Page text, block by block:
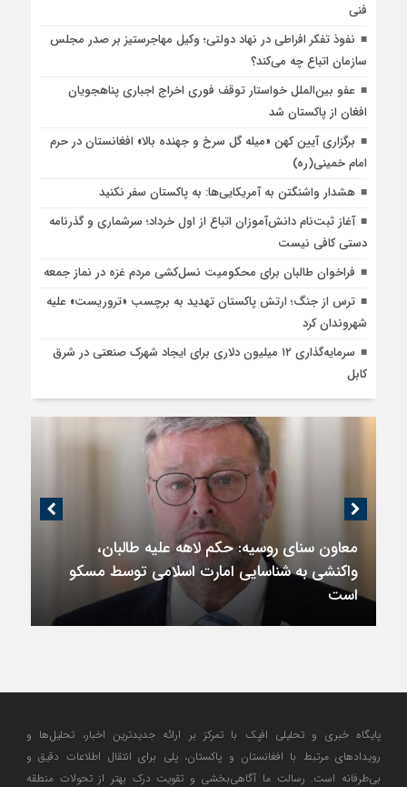
فنی
نفوذ تفکر افراطی در نهاد دولتی؛ وکیل مهاجرستیز بر صدر مجلس
سازمان اتباع چه می‌کند؟
عفو بین‌الملل خواستار توقف فوری اخراج اجباری پناهجویان
افغان از پاکستان شد
برگزاری آیین کهن «میله گل سرخ و جهنده بالا» افغانستان در حرم
امام خمینی(ره)
هشدار واشنگتن به آمریکایی‌ها: به پاکستان سفر نکنید
آغاز ثبت‌نام دانش‌آموزان اتباع از اول خرداد؛ سرشماری و گذرنامه
دستی کافی نیست
فراخوان طالبان برای محکومیت نسل‌کشی مردم غزه در نماز جمعه
ترس از جنگ؛ ارتش پاکستان تهدید به برچسب «تروریست» علیه
شهروندان کرد
سرمایه‌گذاری ۱۲ میلیون دلاری برای ایجاد شهرک صنعتی در شرق
کابل
معاون سنای روسیه: حکم لاهه علیه طالبان،
واکنشی به شناسایی امارت اسلامی توسط مسکو
است
پایگاه خبری و تحلیلی افپک با تمرکز بر ارائه جدیدترین اخبار، تحلیل‌ها و
رویدادهای مرتبط با افغانستان و پاکستان، پلی برای انتقال اطلاعات دقیق و
بی‌طرفانه است. رسالت ما آگاهی‌بخشی و تقویت درک بهتر از تحولات منطقه